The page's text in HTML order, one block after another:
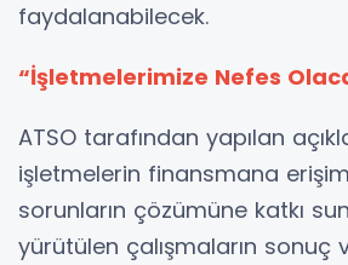
faydalanabilecek.
“İşletmelerimize Nefes
ATSO tarafından yapılan
işletmelerin finansmana
sorunların çözümüne katkı
yürütülen çalışmaların sonuç